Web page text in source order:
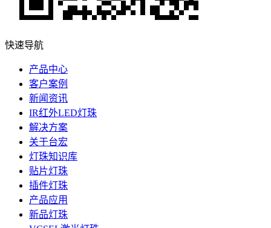
快速导航
产品中心
客户案例
新闻资讯
IR红外LED灯珠
解决方案
关于台宏
灯珠知识库
贴片灯珠
插件灯珠
产品应用
新品灯珠